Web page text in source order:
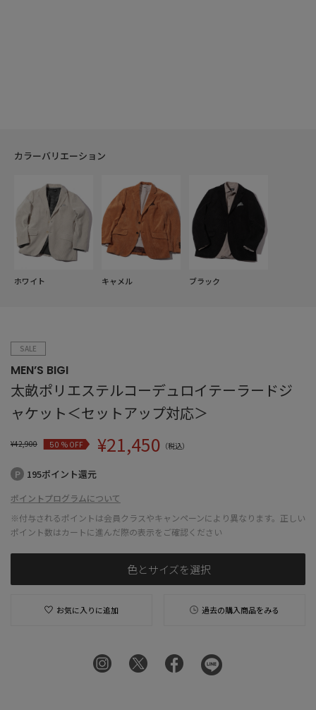
カラーバリエーション
ホワイト キャメル ブラック
SALE
MEN’S BIGI
太畝ポリエステルコーデュロイテーラードジ
ャケット＜セットアップ対応＞
¥42,900 50% OFF ¥21,450 （税込）
195ポイント還元
ポイントプログラムについて
※付与されるポイントは会員クラスやキャンペーンにより異なります。正しい
ポイント数はカートに進んだ際の表示をご確認ください
色とサイズを選択
お気に入りに追加 過去の購入商品をみる